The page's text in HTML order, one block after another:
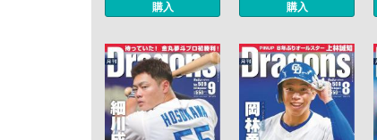
購入 購入